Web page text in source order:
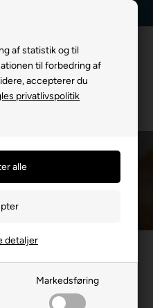
af statistik og til
til forbedring af
accepterer du
privatlivspolitik
Markedsføring
detaljer
af designs - og alle
mærker